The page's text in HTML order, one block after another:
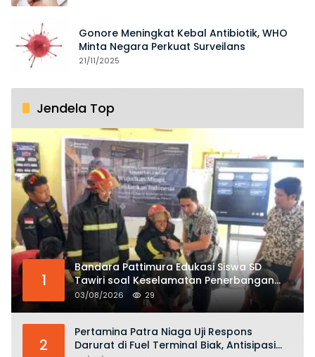
Gonore Meningkat Kebal Antibiotik, WHO
Minta Negara Perkuat Surveilans
21/11/2025
Jendela Top
1
Bandara Pattimura Edukasi Siswa SD
Tawiri soal Keselamatan Penerbangan
dan Bahaya Bermain Layang-layang di
KKOP
03/08/2026 29
2
Pertamina Patra Niaga Uji Respons
Darurat di Fuel Terminal Biak, Antisipasi